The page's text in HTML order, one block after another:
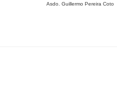
Asdo.Guillermo Pereira Coto